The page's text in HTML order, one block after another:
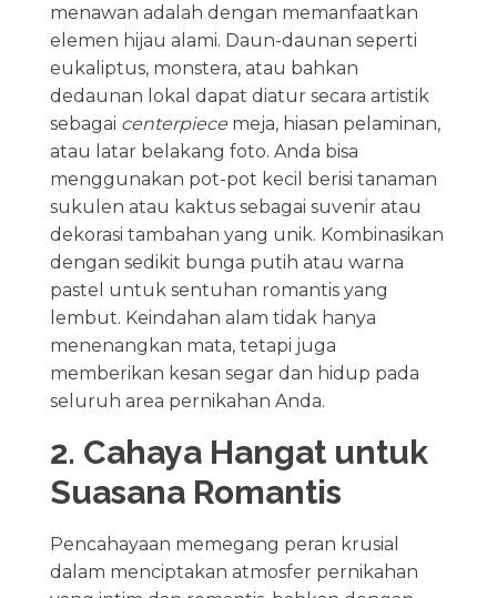
menawan adalah dengan memanfaatkan
elemen hijau alami. Daun-daunan seperti
eukaliptus, monstera, atau bahkan
dedaunan lokal dapat diatur secara artistik
sebagai centerpiecemeja, hiasan pelaminan,
atau latar belakang foto. Anda bisa
menggunakan pot-pot kecil berisi tanaman
sukulen atau kaktus sebagai suvenir atau
dekorasi tambahan yang unik. Kombinasikan
dengan sedikit bunga putih atau warna
pastel untuk sentuhan romantis yang
lembut. Keindahan alam tidak hanya
menenangkan mata, tetapi juga
memberikan kesan segar dan hidup pada
seluruh area pernikahan Anda.
2. Cahaya Hangat untuk
Suasana Romantis
Pencahayaan memegang peran krusial
dalam menciptakan atmosfer pernikahan